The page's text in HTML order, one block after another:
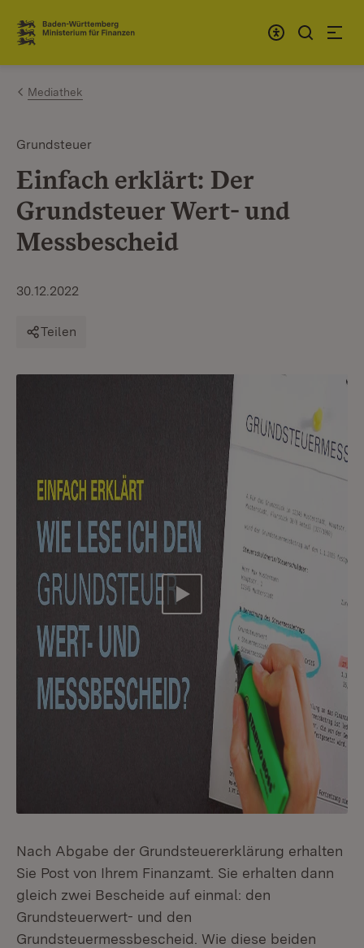
Zum Inhalt springen
Link zur Startseite
Mediathek
Grundsteuer
Einfach erklärt: Der
Grundsteuer Wert- und
Messbescheid
30.12.2022
Teilen
Video abspielen
Nach Abgabe der Grundsteuererklärung erhalten
Sie Post von Ihrem Finanzamt. Sie erhalten dann
gleich zwei Bescheide auf einmal: den
Grundsteuerwert- und den
Grundsteuermessbescheid. Wie diese beiden